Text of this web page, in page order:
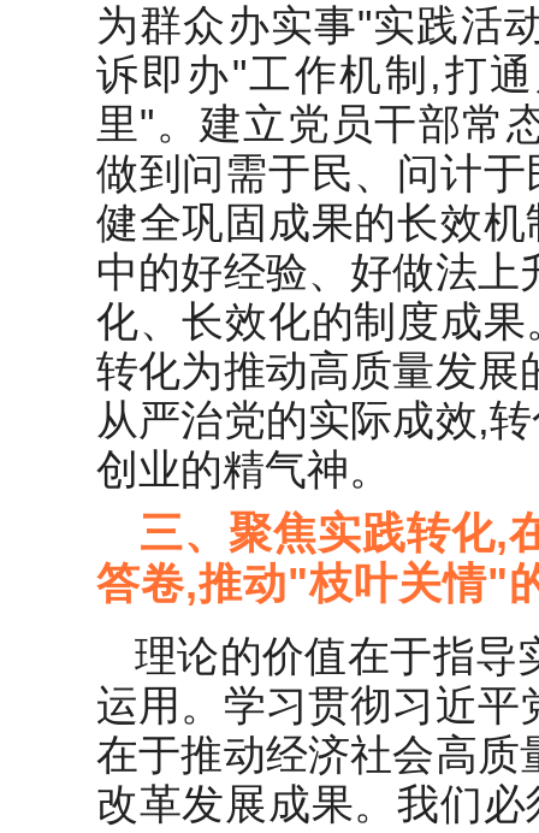
为群众办实事"实践活
诉即办"工作机制,打
里"。建立党员干部常
做到问需于民、问计
健全巩固成果的长效
中的好经验、好做法
化、长效化的制度成
转化为推动高质量发展
从严治党的实际成效,
创业的精气神。
三、聚焦实践转化,
答卷,推动"枝叶关情"
理论的价值在于指导
运用。学习贯彻习近
在于推动经济社会高质
改革发展成果。我们